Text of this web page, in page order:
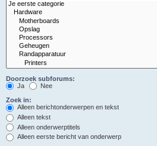
Doorzoek subforums:
Ja
Nee
Zoek in:
Alleen berichtonderwerpen en tekst
Alleen tekst
Alleen onderwerptitels
Alleen eerste bericht van onderwerp